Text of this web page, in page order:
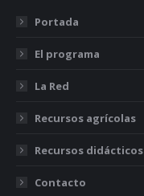
Portada
El programa
La Red
Recursos agrícolas
Recursos didácticos
Contacto